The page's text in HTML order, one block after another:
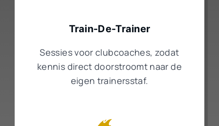
Train-De-Trainer
Sessies voor clubcoaches, zodat
kennis direct doorstroomt naar de
eigen trainersstaf.